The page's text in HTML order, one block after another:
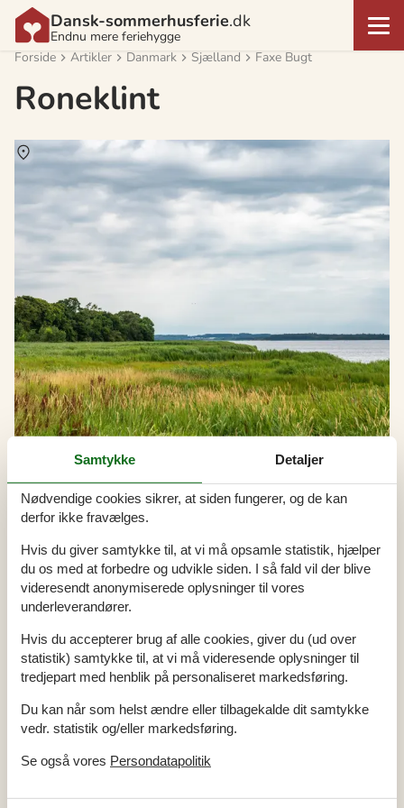
Dansk-sommerhusferie.dk
Endnu mere feriehygge
Forside
Artikler Danmark Sjælland Faxe Bugt
Roneklint
Udlejning af sommerhuse ved Roneklint
En sommerhusferie ved Roneklint byder på idylliske dage, hvor I
kan fordybe jer i områdets storslåede natur, fra frodige skove til
blidt bølgende vand. Her kan I nyde hinandens selskab på gåture
langs stranden, mens den friske havbrise og det rige dyreliv giver
OmRoneklint
Artikeltyper
Alle
Artikler
Geografier
Danmark
Samtykke Detaljer
Nødvendige cookies sikrer, at siden fungerer, og de kan
derfor ikke fravælges.
Hvis du giver samtykke til, at vi må opsamle statistik, hjælper
du os med at forbedre og udvikle siden. I så fald vil der blive
videresendt anonymiserede oplysninger til vores
underleverandører.
Hvis du accepterer brug af alle cookies, giver du (ud over
statistik) samtykke til, at vi må videresende oplysninger til
tredjepart med henblik på personaliseret markedsføring.
Du kan når som helst ændre eller tilbagekalde dit samtykke
vedr. statistik og/eller markedsføring.
Se også vores Persondatapolitik